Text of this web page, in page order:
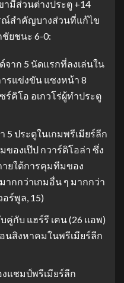
มีส่วนต่างประตู +14
ณ์สำคัญบางส่วนที่แก้ไข
ยชนะ 6-0:
จาก 5 นัดแรกที่ลงเล่นใน
รแข่งขัน แซงหน้า 8
คิโอ อเกวโร่ผู้ทำประตู
5 ประตูในเกมพรีเมียร์ลีก
ของเป๊ป กวาร์ดิโอล่า ซึ่ง
ายใต้การคุมทีมของ
ากกว่าเกมอื่น ๆ มากกว่า
อร์พูล, 15)
คู่กับ แฮร์รี เคน (26 แอพ)
นสิงหาคมในพรีเมียร์ลีก
แชมป์พรีเมียร์ลีก